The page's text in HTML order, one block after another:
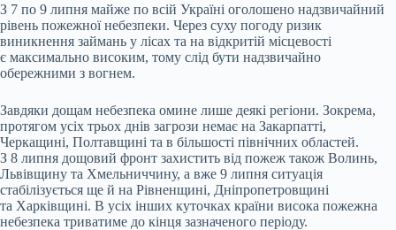
З 7 по 9 липня майже по всій Україні оголошено надзвичайний
рівень пожежної небезпеки. Через суху погоду ризик
виникнення займань у лісах та на відкритій місцевості
є максимально високим, тому слід бути надзвичайно
обережними з вогнем.
Завдяки дощам небезпека омине лише деякі регіони. Зокрема,
протягом усіх трьох днів загрози немає на Закарпатті,
Черкащині, Полтавщині та в більшості північних областей.
З 8 липня дощовий фронт захистить від пожеж також Волинь,
Львівщину та Хмельниччину, а вже 9 липня ситуація
стабілізується ще й на Рівненщині, Дніпропетровщині
та Харківщині. В усіх інших куточках країни висока пожежна
небезпека триватиме до кінця зазначеного періоду.